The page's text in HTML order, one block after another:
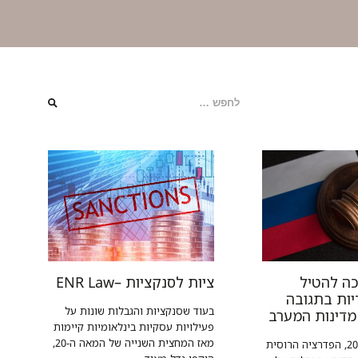
להטיל
בתגובה
המערב
ב-20 באפריל 2022, הפדרציה הרוסית
ציות לסנקציות –ENR Law
בעוד שסנקציות והגבלות שונות על
פעילויות עסקיות בינלאומיות קיימות
מאז המחצית השנייה של המאה ה-20,